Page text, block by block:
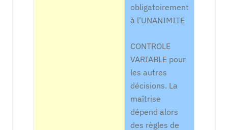
obligatoirement
à l’UNANIMITE
CONTROLE
VARIABLE pour
les autres
décisions. La
maîtrise
dépend alors
des règles de